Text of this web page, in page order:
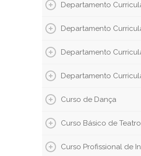
Departamento
Departamento
Departamento
Departamento
Curso de Dança
Curso Básico de Teatro
Curso Profissional de